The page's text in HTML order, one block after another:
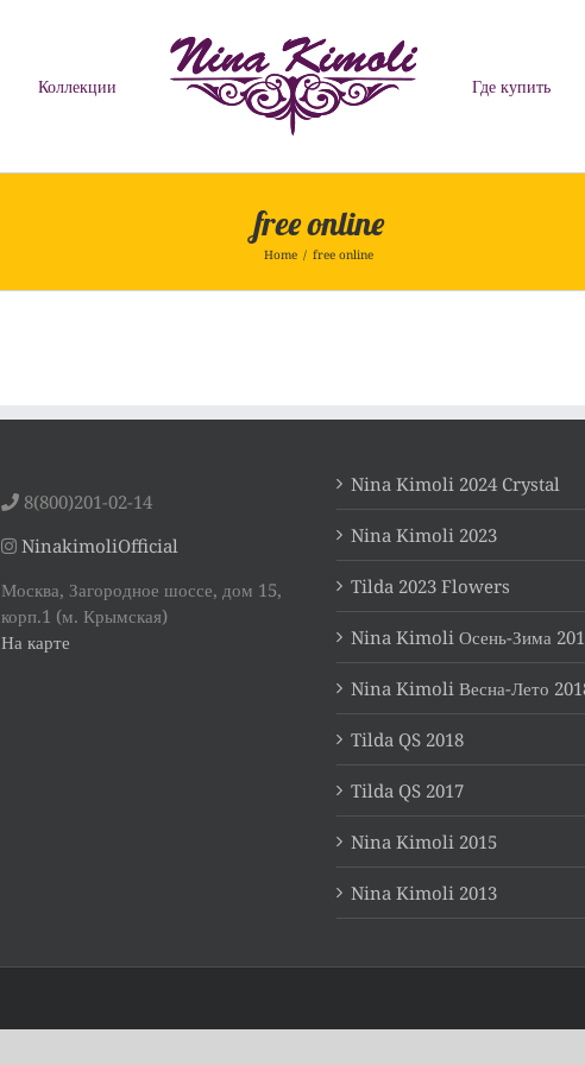
Коллекции Где купить
free online
Home / free online
8(800)201-02-14
NinakimoliOfficial
Москва, Загородное шоссе, дом 15,
корп.1 (м. Крымская)
На карте
Nina Kimoli 2024 Crystal
Nina Kimoli 2023
Tilda 2023 Flowers
Nina Kimoli Осень-Зима
Nina Kimoli Весна-Лето
Tilda QS 2018
Tilda QS 2017
Nina Kimoli 2015
Nina Kimoli 2013